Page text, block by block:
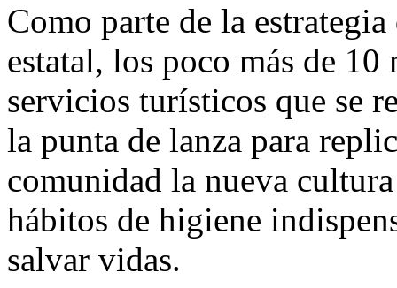
Como parte de la
estatal, los poco más de
servicios turísticos que se
la punta de lanza para
comunidad la nueva
hábitos de higiene
salvar vidas.